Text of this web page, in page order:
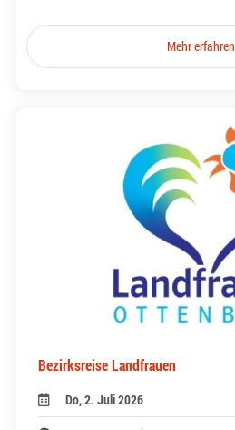
Mehr erfahren
Bezirksreise Landfrauen
Do, 2. Juli 2026